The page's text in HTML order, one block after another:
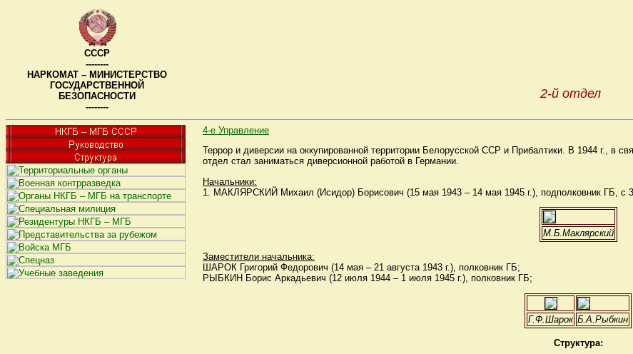
СССР
--------
НАРКОМАТ – МИНИСТЕРСТВО
ГОСУДАРСТВЕННОЙ
БЕЗОПАСНОСТИ
--------
2-й отдел
4-е Управление
Террор и диверсии на оккупированной территории Белорусской ССР и Прибалтики. В 1944 г., в
отдел стал заниматься диверсионной работой в Германии.
Начальники:
1. МАКЛЯРСКИЙ Михаил (Исидор) Борисович (15 мая 1943 – 14 мая 1945 г.), подполковник ГБ, с
М.Б.Маклярский
Заместители начальника:
ШАРОК Григорий Федорович (14 мая – 21 августа 1943 г.), полковник ГБ;
РЫБКИН Борис Аркадьевич (12 июля 1944 – 1 июля 1945 г.), полковник ГБ;
Г.Ф.Шарок Б.А.Рыбкин
Структура: